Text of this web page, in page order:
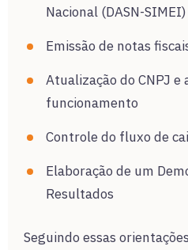
Nacional (DASN-SIMEI)
Emissão de notas
Atualização do CNPJ e
funcionamento
Controle do fluxo de
Elaboração de um
Resultados
Seguindo essas